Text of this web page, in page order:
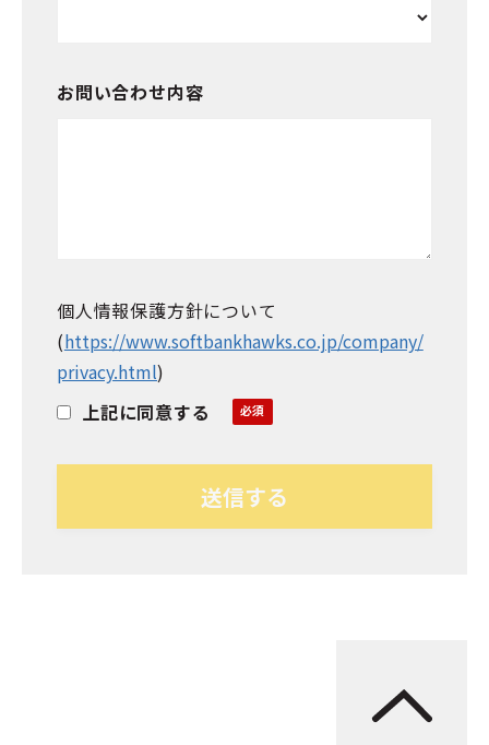
お問い合わせ内容
個人情報保護方針について
(https://www.softbankhawks.co.jp/company/
privacy.html)
上記に同意する